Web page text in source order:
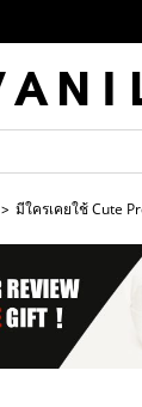
>มีใครเคยใช้ Cute